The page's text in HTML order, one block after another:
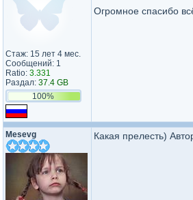
Стаж: 15 лет 4 мес.
Сообщений: 1
Ratio: 3.331
Раздал: 37.4 GB
100%
Огромное спасибо
Mesevg Какая прелесть)